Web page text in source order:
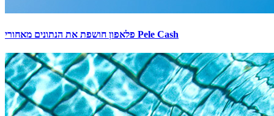
פלאפון חושפת את הנתונים מאחורי Pele Cash